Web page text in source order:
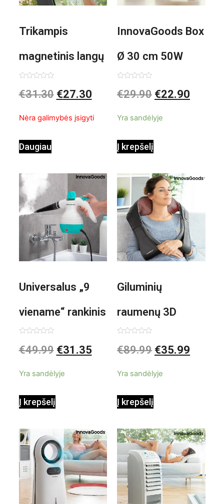
Trikampis
magnetinis langų
valiklis Klinmag
0
iš
€31.30 €27.30
Nėra galimybės įsigyti
Daugiau
InnovaGoods Box
Ø 30 cm 50W
Baltai pilkas
0
iš
€29.90 €22.90
Yra sandėlyje
Į krepšelį
Universalus „9
viename“ rankinis
garintuvas su
0,35 L 3 Bar
1000W
0
iš
€49.99 €31.35
Yra sandėlyje
Į krepšelį
Giluminių
raumenų 3D
elektrinis
Shiatsu
0
iš
€89.99 €35.99
Yra sandėlyje
Į krepšelį